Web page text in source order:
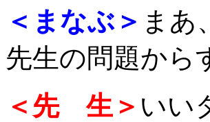
＜まなぶ＞ まあ
先生の問題から
＜先 生＞ いい